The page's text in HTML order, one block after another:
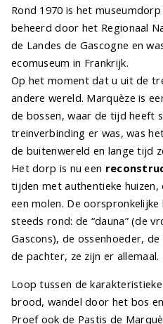
Rond 1970 is het
beheerd door het Regionaal
de Landes de Gascogne en
ecomuseum in Frankrijk.
Op het moment dat u uit de
andere wereld. Marquèze is
de bossen, waar de tijd heeft
treinverbinding er was, was
de buitenwereld en lange tijd
Het dorp is nu een
tijden met authentieke huizen,
een molen. De
steeds rond: de “dauna” (de
Gascons), de ossenhoeder,
de pachter, ze zijn er allemaal.
Loop tussen de
brood, wandel door het bos
Proef ook de Pastis de